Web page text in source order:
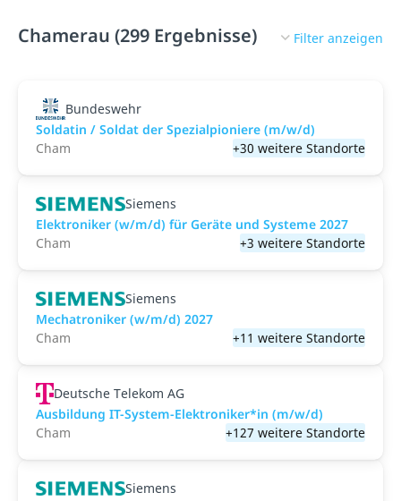
Chamerau (299 Ergebnisse) Filter anzeigen
Bundeswehr
Soldatin / Soldat der Spezialpioniere (m/w/d)
Cham
+30 weitere Standorte
Siemens
Elektroniker (w/m/d) für Geräte und Systeme 2027
Cham
+3 weitere Standorte
Siemens
Mechatroniker (w/m/d) 2027
Cham
+11 weitere Standorte
Deutsche Telekom AG
Ausbildung IT-System-Elektroniker*in (m/w/d)
Cham
+127 weitere Standorte
Siemens